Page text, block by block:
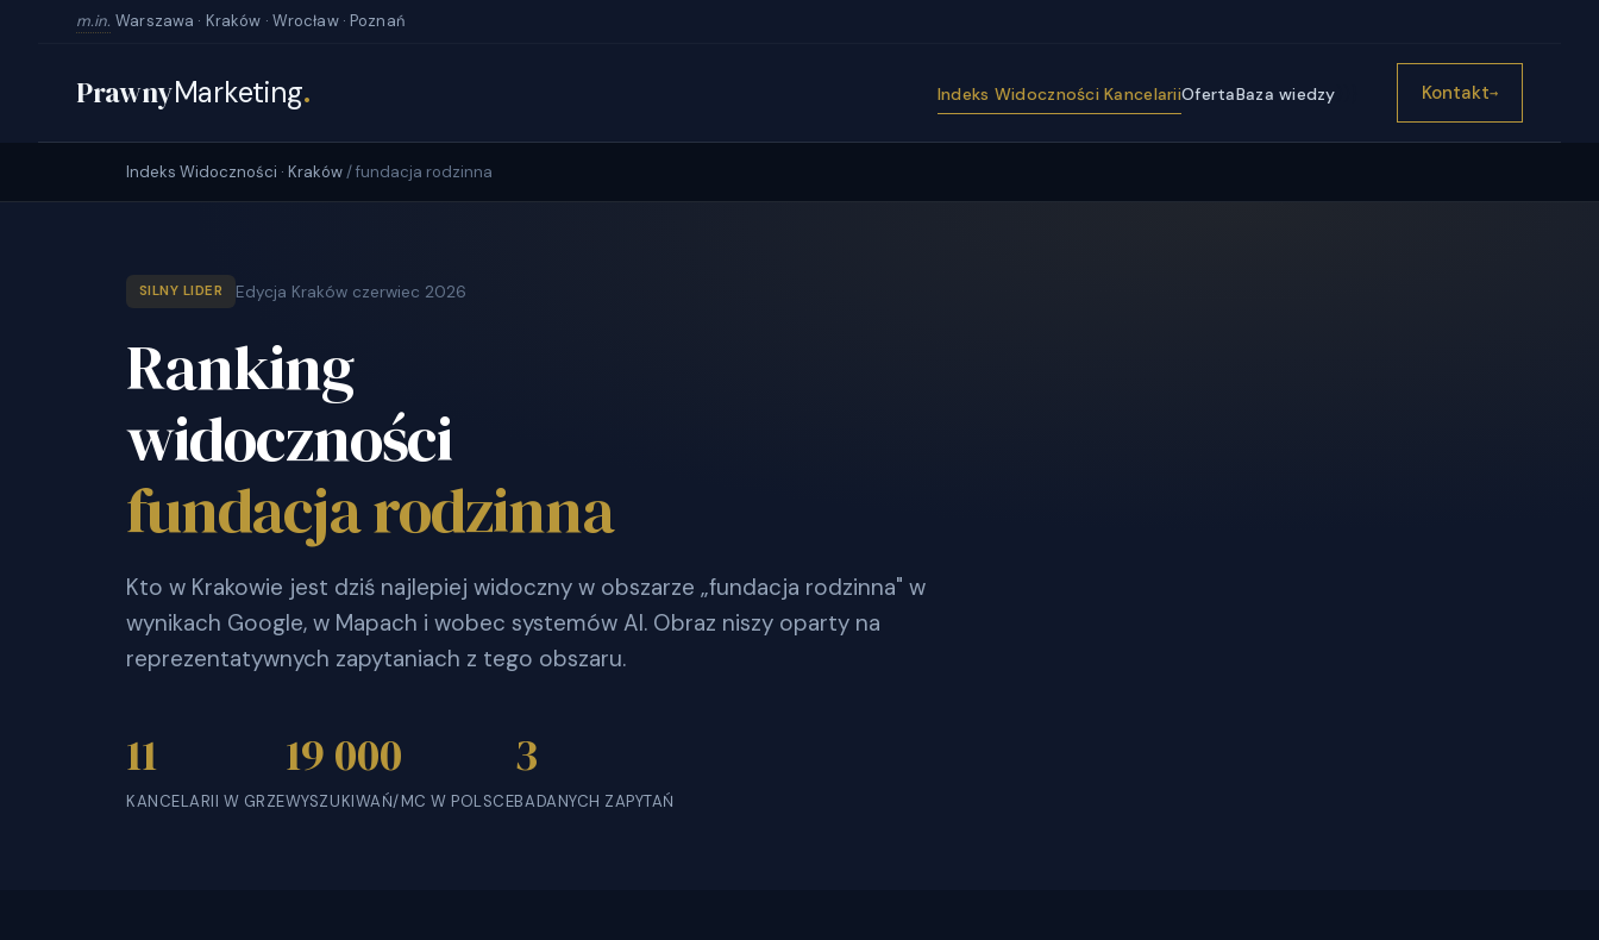
m.in. Warszawa · Kraków · Wrocław · Poznań
PrawnyMarketing. Indeks Widoczności KancelariiOfertaBaza wiedzy Kontakt→
Indeks Widoczności · Kraków / fundacja rodzinna
SILNY LIDER Edycja Kraków czerwiec 2026
Ranking
widoczności
fundacja rodzinna
Kto w Krakowie jest dziś najlepiej widoczny w obszarze „fundacja rodzinna" w
wynikach Google, w Mapach i wobec systemów AI. Obraz niszy oparty na
reprezentatywnych zapytaniach z tego obszaru.
11
KANCELARII W GRZE
19 000
WYSZUKIWAŃ/MC W POLSCE
3
BADANYCH ZAPYTAŃ